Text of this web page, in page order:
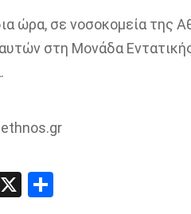
ώρα, σε νοσοκομεία της
στη Μονάδα
X Share